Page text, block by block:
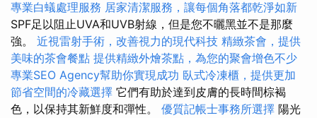
專業白蟻處理服務 居家清潔服務，讓每個角落都乾淨如新
SPF足以阻止UVA和UVB射線，但是您不曬黑並不是那麼
強。 近視雷射手術，改善視力的現代科技 精緻茶會，提供
美味的茶會餐點 提供精緻外燴茶點，為您的聚會增色不少
專業SEO Agency幫助你實現成功 臥式冷凍櫃，提供更加
節省空間的冷藏選擇 它們有助於達到皮膚的長時間棕褐
色，以保持其新鮮度和彈性。 優質記帳士事務所選擇 陽光